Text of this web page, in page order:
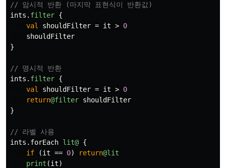
// 암시적 반환 (마지막 표현식이 반환값)
ints . filter {
val
shouldFilter = it > 0
shouldFilter
}
// 명시적 반환
ints . filter {
val
shouldFilter = it > 0
return@filter shouldFilter
}
// 라벨 사용
ints . forEach lit@ {
if
(it == 0) return@lit
print (it)